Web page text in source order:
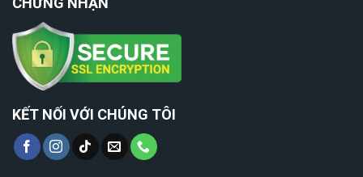
KẾT NỐI VỚI CHÚNG TÔI